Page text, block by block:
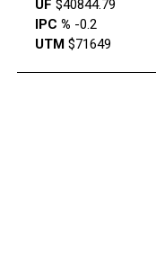
UF $40844.79
IPC % -0.2
UTM$71649